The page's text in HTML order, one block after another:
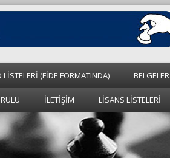
LİSTELERİ (FİDE FORMATINDA) BELGELER
İLETİŞİM LİSANS LİSTELERİ